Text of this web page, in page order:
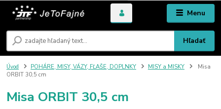
Menu
Hľadať
Úvod POHÁRE, MISY, VÁZY, FĽAŠE, DOPLNKY MISY a MISKY
Misa
ORBIT 30,5 cm
Misa ORBIT 30,5 cm